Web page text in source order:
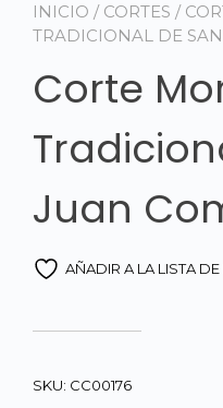
INICIO / CORTES /
TRADICIONAL DE
Corte
Juan
AÑADIR A LA LISTA
SKU: CC00176